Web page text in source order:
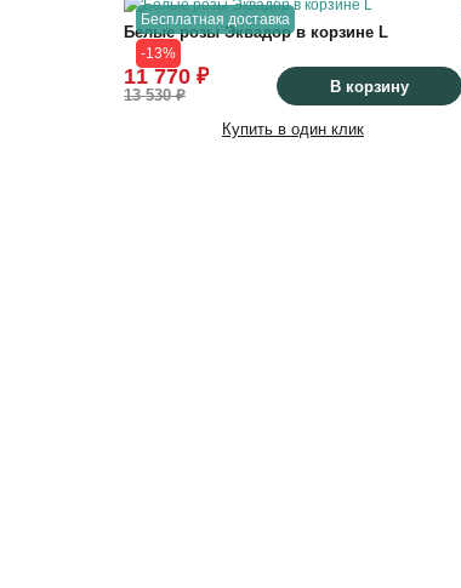
Бесплатная доставка
-13%
Белые розы Эквадор в корзине L
11 770 ₽
13 530 ₽ В корзину
Купить в один клик